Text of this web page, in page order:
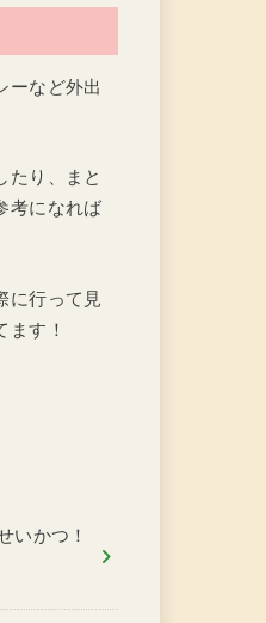
ーなど外出
たり、まと
考になれば
に行って見
ます！
いかつ！